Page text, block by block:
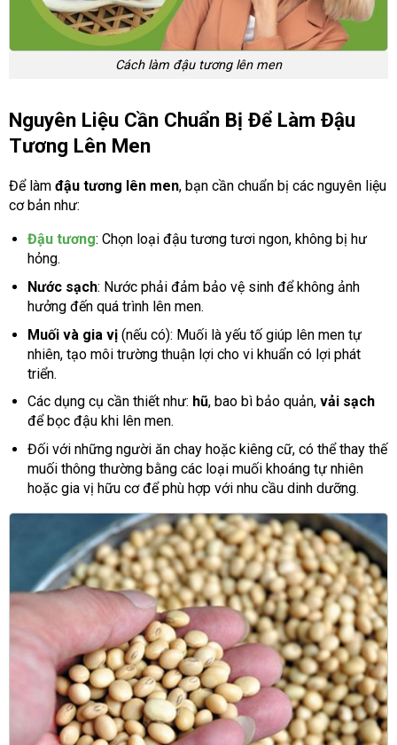
Cách làm đậu tương lên men
Nguyên Liệu Cần Chuẩn Bị Để Làm Đậu
Tương Lên Men
Để làm đậu tương lên men, bạn cần chuẩn bị các nguyên liệu
cơ bản như:
Đậu tương: Chọn loại đậu tương tươi ngon, không bị hư
hỏng.
Nước sạch: Nước phải đảm bảo vệ sinh để không ảnh
hưởng đến quá trình lên men.
Muối và gia vị(nếu có): Muối là yếu tố giúp lên men tự
nhiên, tạo môi trường thuận lợi cho vi khuẩn có lợi phát
triển.
Các dụng cụ cần thiết như: hũ, bao bì bảo quản, vải sạch
để bọc đậu khi lên men.
Đối với những người ăn chay hoặc kiêng cữ, có thể thay thế
muối thông thường bằng các loại muối khoáng tự nhiên
hoặc gia vị hữu cơ để phù hợp với nhu cầu dinh dưỡng.